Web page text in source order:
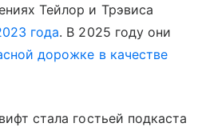
Тейлор и Трэвиса
года. В 2025 году они
дорожке в качестве
стала гостьей подкаста